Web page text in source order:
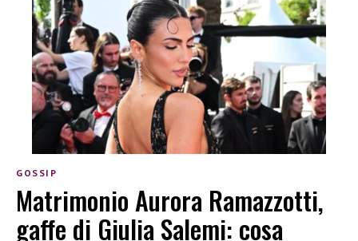
GOSSIP
Matrimonio Aurora Ramazzotti,
gaffe di Giulia Salemi: cosa